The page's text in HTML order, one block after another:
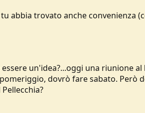
abbia trovato anche convenienza
un'idea?...oggi una riunione
dovrò fare sabato. Però